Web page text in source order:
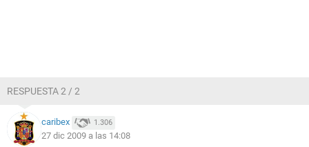
RESPUESTA 2 / 2
caribex 1.306
27 dic 2009 a las 14:08